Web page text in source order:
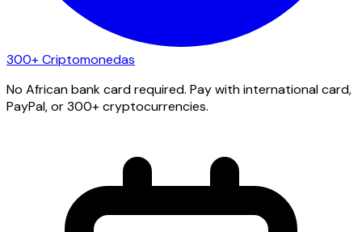
300+ Criptomonedas
No African bank card required. Pay with international card,
PayPal, or 300+ cryptocurrencies.